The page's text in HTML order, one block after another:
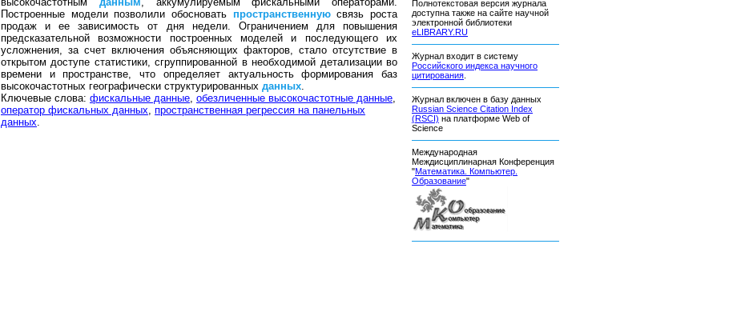
Построенные модели позволили обосновать пространственнуюсвязь роста
продаж и ее зависимость от дня недели. Ограничением для повышения
предсказательной возможности построенных моделей и последующего их
усложнения, за счет включения объясняющих факторов, стало отсутствие в
открытом доступе статистики, сгруппированной в необходимой детализации во
времени и пространстве, что определяет актуальность формирования баз
высокочастотных географически структурированных данных.
Ключевые слова: фискальные данные, обезличенные высокочастотные данные,
оператор фискальных данных, пространственная регрессия на панельных
данных.
Полнотекстовая версия журнала
доступна также на сайте научной
электронной библиотеки
eLIBRARY.RU
Журнал входит в систему
Российского индекса научного
цитирования
Журнал включен в базу данных
Russian Science Citation Index
(RSCI) на платформе Web of
Science
Международная
Междисциплинарная Конференция
"Математика. Компьютер.
Образование"